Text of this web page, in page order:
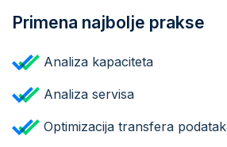
Primena najbolje prakse
Analiza kapaciteta
Analiza servisa
Optimizacija transfera